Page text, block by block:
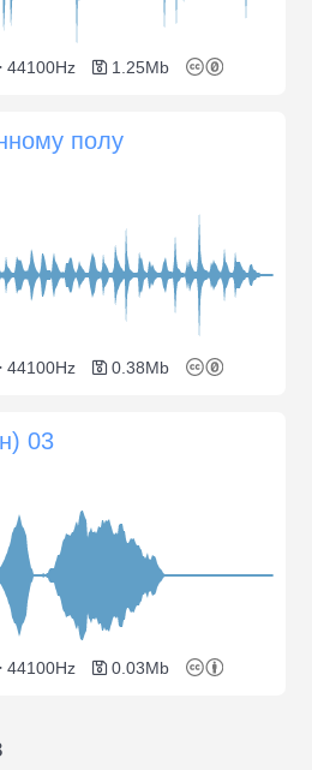
44100Hz 1.25Mb
полу
44100Hz 0.38Mb
03
44100Hz 0.03Mb